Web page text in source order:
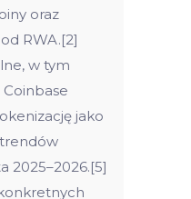
oraz
RWA.[2]
w tym
jako
2025–2026.[5]